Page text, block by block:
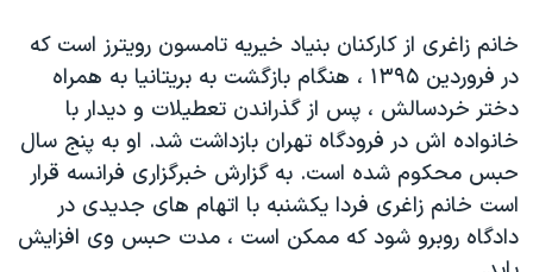
خانم زاغری از کارکنان بنیاد خیریه تامسون رویترز است که
در فروردین ۱۳۹۵ ، هنگام بازگشت به بریتانیا به همراه
دختر خردسالش ، پس از گذراندن تعطیلات و دیدار با
خانواده اش در فرودگاه تهران بازداشت شد. او به پنج سال
حبس محکوم شده است. به گزارش خبرگزاری فرانسه قرار
است خانم زاغری فردا یکشنبه با اتهام های جدیدی در
دادگاه روبرو شود که ممکن است ، مدت حبس وی افزایش